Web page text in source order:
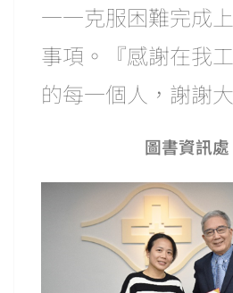
一一克服困難完成
事項。『感謝在我
的每一個人，謝謝
圖書資訊處